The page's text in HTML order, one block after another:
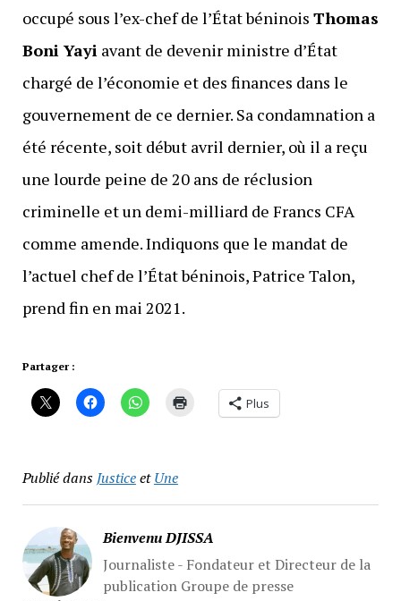
occupé sous l’ex-chef de l’État béninois Thomas
Boni Yayiavant de devenir ministre d’État
chargé de l’économie et des finances dans le
gouvernement de ce dernier. Sa condamnation a
été récente, soit début avril dernier, où il a reçu
une lourde peine de 20 ans de réclusion
criminelle et un demi-milliard de Francs CFA
comme amende. Indiquons que le mandat de
l’actuel chef de l’État béninois, Patrice Talon,
prend fin en mai 2021.
Partager :
Plus
Publié dansJusticeetUne
Bienvenu DJISSA
Journaliste - Fondateur et Directeur de la
publication Groupe de presse